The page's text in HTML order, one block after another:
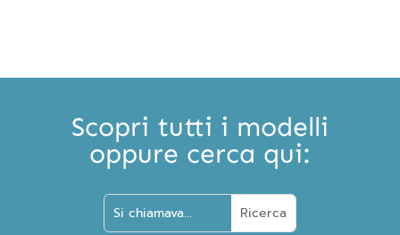
Scopri tutti i modelli
oppure cerca qui: